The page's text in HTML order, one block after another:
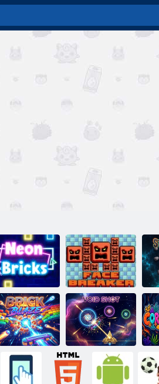
Neonsteine Gesichtsbrecher